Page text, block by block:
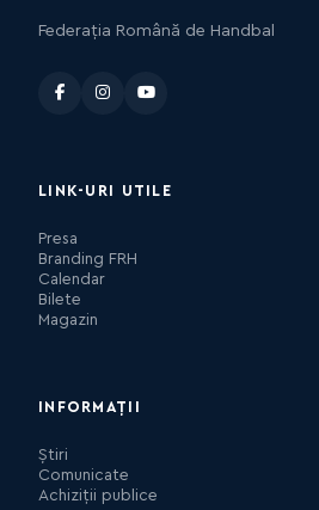
Federația Română de Handbal
LINK-URI UTILE
Presa
Branding FRH
Calendar
Bilete
Magazin
INFORMAȚII
Știri
Comunicate
Achiziții publice